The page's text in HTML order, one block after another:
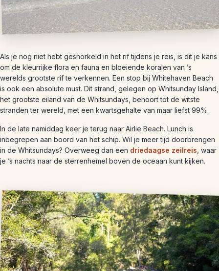
Als je nog niet hebt gesnorkeld in het rif tijdens je reis, is dit je kans
om de kleurrijke flora en fauna en bloeiende koralen van ’s
werelds grootste rif te verkennen. Een stop bij Whitehaven Beach
is ook een absolute must. Dit strand, gelegen op Whitsunday Island,
het grootste eiland van de Whitsundays, behoort tot de witste
stranden ter wereld, met een kwartsgehalte van maar liefst 99%.
In de late namiddag keer je terug naar Airlie Beach. Lunch is
inbegrepen aan boord van het schip. Wil je meer tijd doorbrengen
in de Whitsundays? Overweeg dan een driedaagse zeilreis , waar
je ’s nachts naar de sterrenhemel boven de oceaan kunt kijken.